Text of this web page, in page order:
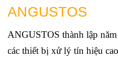
ANGUSTOS
ANGUSTOS thành lập
các thiết bị xử lý tín hiệu